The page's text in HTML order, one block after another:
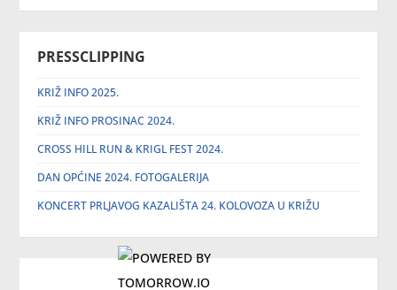
PRESSCLIPPING
KRIŽ INFO 2025.
KRIŽ INFO PROSINAC 2024.
CROSS HILL RUN & KRIGL FEST 2024.
DAN OPĆINE 2024. FOTOGALERIJA
KONCERT PRLJAVOG KAZALIŠTA 24. KOLOVOZA U KRIŽU